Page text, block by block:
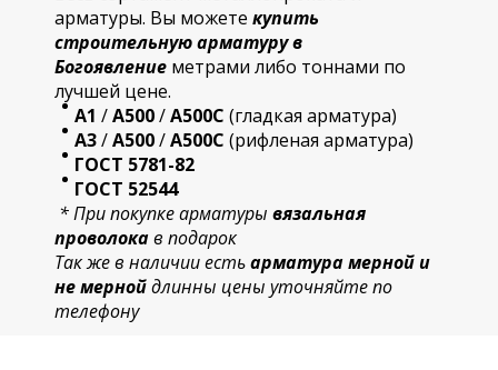
арматуры. Вы можете купить
строительнуюарматуру в
Богоявление метрами либо тоннами по
лучшей цене.
А1 /А500/А500С (гладкая арматура)
А3/А500/А500С (рифленая арматура)
ГОСТ 5781-82
ГОСТ 52544
* При покупке арматуры вязальная
проволокав подарок
Так же в наличии естьарматура мерной и
не мернойдлинны цены уточняйте по
телефону